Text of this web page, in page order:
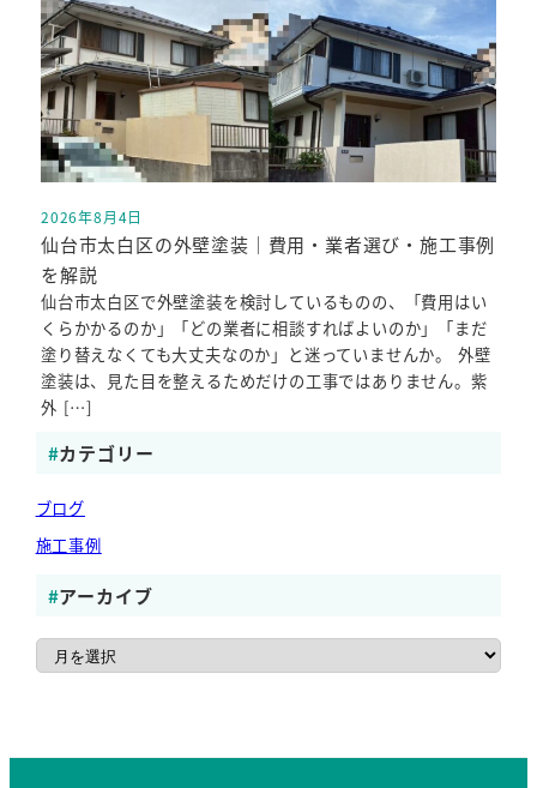
投稿日
2026年8月4日
仙台市太白区の外壁塗装｜費用・業者選び・施工事例
を解説
仙台市太白区で外壁塗装を検討しているものの、「費用はい
くらかかるのか」「どの業者に相談すればよいのか」「まだ
塗り替えなくても大丈夫なのか」と迷っていませんか。 外壁
塗装は、見た目を整えるためだけの工事ではありません。紫
外 […]
カテゴリー
ブログ
施工事例
アーカイブ
ア
ー
ブ